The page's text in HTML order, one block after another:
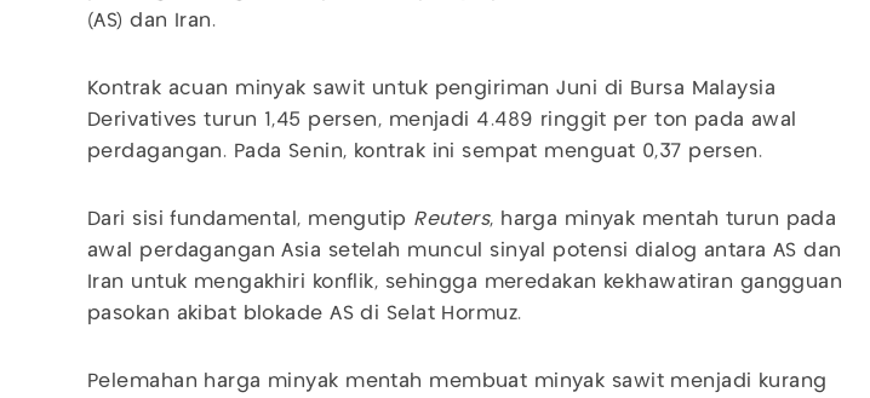
(AS) dan Iran.
Kontrak acuan minyak sawit untuk pengiriman Juni di Bursa Malaysia
Derivatives turun 1,45 persen, menjadi 4.489 ringgit per ton pada awal
perdagangan. Pada Senin, kontrak ini sempat menguat 0,37 persen.
Dari sisi fundamental, mengutip Reuters, harga minyak mentah turun pada
awal perdagangan Asia setelah muncul sinyal potensi dialog antara AS dan
Iran untuk mengakhiri konflik, sehingga meredakan kekhawatiran gangguan
pasokan akibat blokade AS di Selat Hormuz.
Pelemahan harga minyak mentah membuat minyak sawit menjadi kurang